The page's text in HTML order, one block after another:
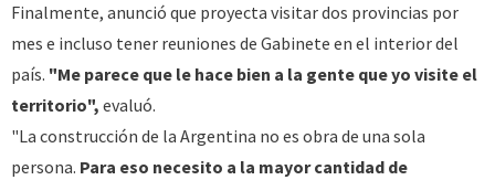
Finalmente, anunció que proyecta visitar dos provincias por
mes e incluso tener reuniones de Gabinete en el interior del
país. "Me parece que le hace bien a la gente que yo visite el
territorio", evaluó.
"La construcción de la Argentina no es obra de una sola
persona. Para eso necesito a la mayor cantidad de